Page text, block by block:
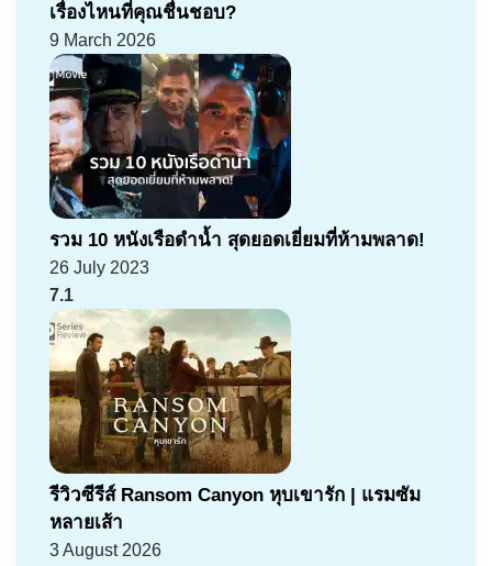
เรื่องไหนที่คุณชื่นชอบ?
9 March 2026
รวม 10 หนังเรือดำน้ำ สุดยอดเยี่ยมที่ห้ามพลาด!
26 July 2023
7.1
รีวิวซีรีส์ Ransom Canyon หุบเขารัก | แรมซัม
หลายเส้า
3 August 2026